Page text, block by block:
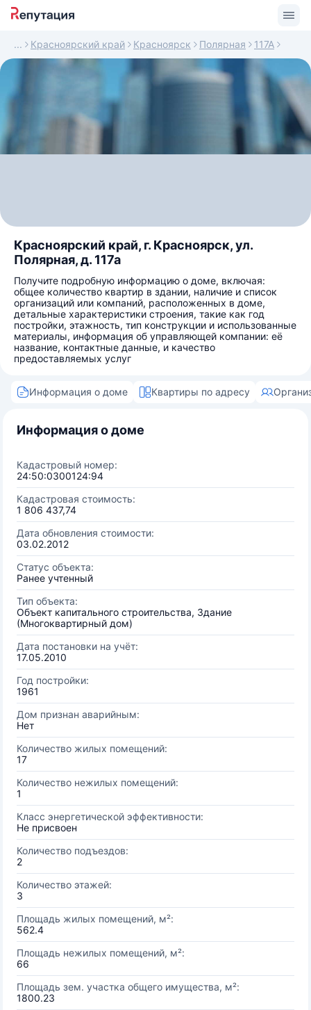
Красноярский край Красноярск Полярная 117А
Красноярский край, г. Красноярск, ул.
Полярная, д. 117а
Получите подробную информацию о доме, включая:
общее количество квартир в здании, наличие и список
организаций или компаний, расположенных в доме,
детальные характеристики строения, такие как год
постройки, этажность, тип конструкции и использованные
материалы, информация об управляющей компании: её
название, контактные данные, и качество
предоставляемых услуг
Информация о доме Квартиры по адресу
Информация о доме
Кадастровый номер:
24:50:0300124:94
Кадастровая стоимость:
1 806 437,74
Дата обновления стоимости:
03.02.2012
Статус объекта:
Ранее учтенный
Тип объекта:
Объект капитального строительства, Здание
(Многоквартирный дом)
Дата постановки на учёт:
17.05.2010
Год постройки:
1961
Дом признан аварийным:
Нет
Количество жилых помещений:
17
Количество нежилых помещений:
1
Класс энергетической эффективности:
Не присвоен
Количество подъездов:
2
Количество этажей:
3
Площадь жилых помещений, м²:
562.4
Площадь нежилых помещений, м²:
66
Площадь зем. участка общего имущества, м²:
1800.23